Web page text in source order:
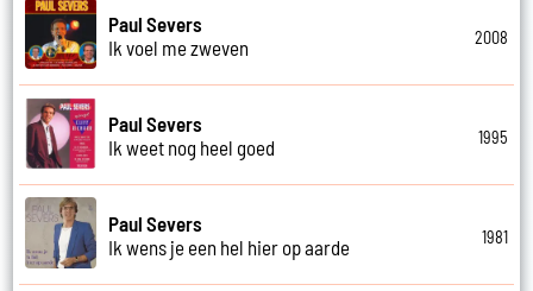
Paul Severs
Ik voel me zweven
2008
Paul Severs
Ik weet nog heel goed
1995
Paul Severs
Ik wens je een hel hier op aarde
1981